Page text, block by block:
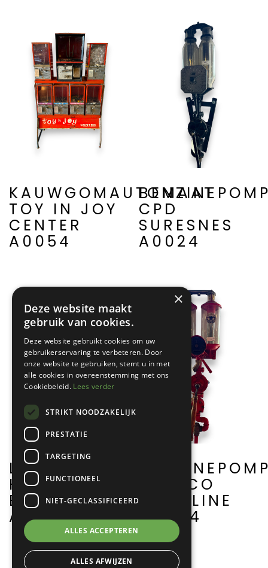
KAUWGOMAUTOMAAT
TOY IN JOY
CENTER
A0054
CPD
SURESNES
A0024
LEHRMODELL
HYDRAULISCHE
BREMSE
A0089
TEXACO
GASOLINE
A0004
×
Deze website maakt
gebruik van cookies.
Deze website gebruikt cookies om uw
gebruikerservaring te verbeteren. Door
onze website te gebruiken, stemt u in met
alle cookies in overeenstemming met ons
Cookiebeleid. Lees verder
STRIKT NOODZAKELIJK
PRESTATIE
TARGETING
FUNCTIONEEL
NIET-GECLASSIFICEERD
ALLES ACCEPTEREN
ALLES AFWIJZEN